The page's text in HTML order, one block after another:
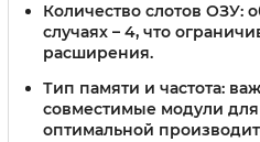
Количество слотов ОЗУ:
случаях – 4, что
расширения.
Тип памяти и частота:
совместимые модули
оптимальной